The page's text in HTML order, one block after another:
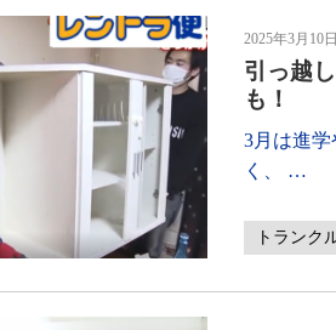
2025年3月10日
引っ越
も！
3月は進
く、 …
トランク